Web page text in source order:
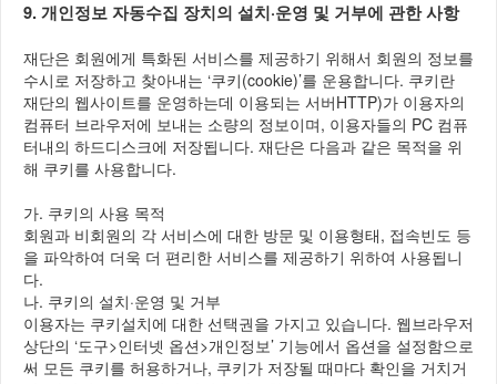
9. 개인정보 자동수집 장치의 설치·운영 및 거부에 관한 사항
재단은 회원에게 특화된 서비스를 제공하기 위해서 회원의 정보를
수시로 저장하고 찾아내는 ‘쿠키(cookie)’를 운용합니다. 쿠키란
재단의 웹사이트를 운영하는데 이용되는 서버HTTP)가 이용자의
컴퓨터 브라우저에 보내는 소량의 정보이며, 이용자들의 PC 컴퓨
터내의 하드디스크에 저장됩니다. 재단은 다음과 같은 목적을 위
해 쿠키를 사용합니다.
가. 쿠키의 사용 목적
회원과 비회원의 각 서비스에 대한 방문 및 이용형태, 접속빈도 등
을 파악하여 더욱 더 편리한 서비스를 제공하기 위하여 사용됩니
다.
나. 쿠키의 설치·운영 및 거부
이용자는 쿠키설치에 대한 선택권을 가지고 있습니다. 웹브라우저
상단의 ‘도구>인터넷 옵션>개인정보’ 기능에서 옵션을 설정함으로
써 모든 쿠키를 허용하거나, 쿠키가 저장될 때마다 확인을 거치거